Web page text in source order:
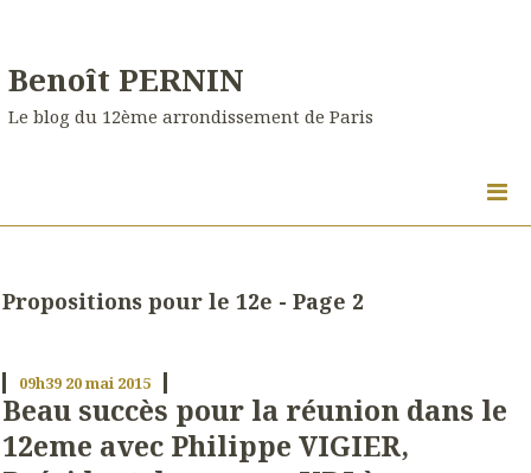
Benoît PERNIN
Le blog du 12ème arrondissement de Paris
Propositions pour le 12e - Page 2
09h39 20mai 2015
Beau succès pour la réunion dans le
12eme avec Philippe VIGIER,